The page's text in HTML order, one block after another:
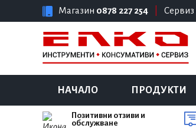
Магазин 0878 227 254 Сервиз
НАЧАЛО ПРОДУКТИ
Позитивни отзиви и
обслужване